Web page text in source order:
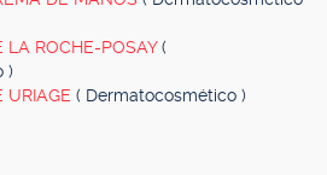
LA ROCHE-POSAY(
)
URIAGE ( Dermatocosmético )